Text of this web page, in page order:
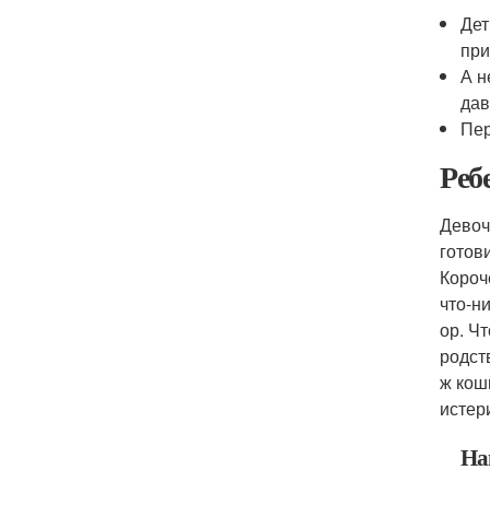
А
что-
ор.
ж